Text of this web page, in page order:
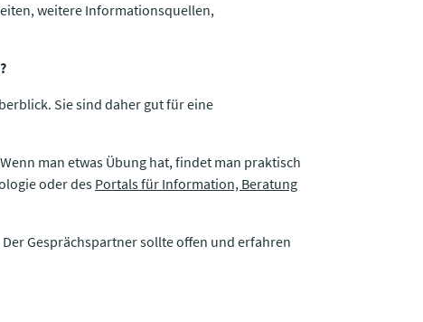
weitere Informationsquellen,
Sie sind daher gut für eine
man et­was Übung hat, findet man praktisch
oder des Portals für Information, Beratung
Gesprächs­partner sollte offen und erfahren